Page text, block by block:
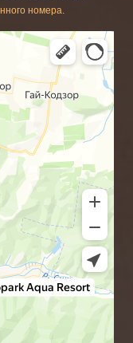
номера.